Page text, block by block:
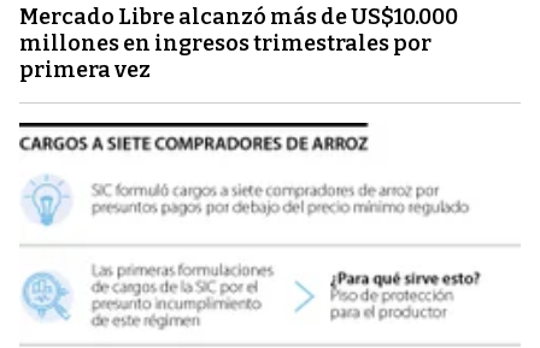
Mercado Libre alcanzó más de US$10.000
millones en ingresos trimestrales por
primera vez